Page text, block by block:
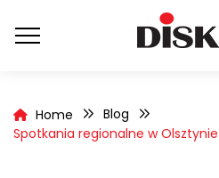
Home
Blog
Spotkania regionalne w